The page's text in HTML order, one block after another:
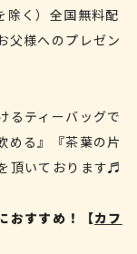
除く）全国無料配
父様へのプレゼン
るティーバッグで
める』『茶葉の片
頂いております♬
おすすめ！【カフ